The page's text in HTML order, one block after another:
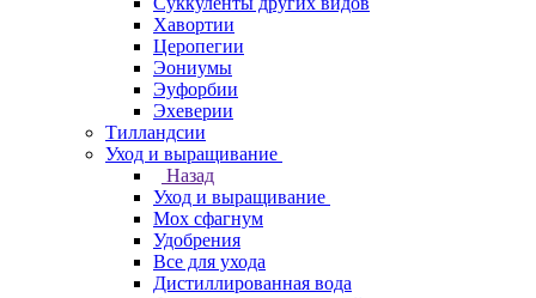
Хавортии
Церопегии
Эониумы
Эуфорбии
Эхеверии
Тилландсии
Уход и выращивание
Назад
Уход и выращивание
Мох сфагнум
Удобрения
Все для ухода
Дистиллированная вода